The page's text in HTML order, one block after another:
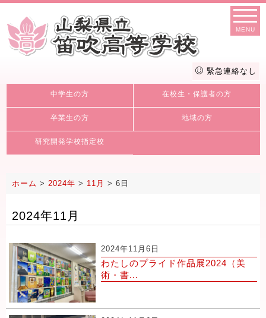
MENU
緊急連絡なし
中学生の方 在校生・保護者の方
卒業生の方 地域の方
研究開発学校指定校
ホーム > 2024年 > 11月 > 6日
2024年11月
2024年11月6日
わたしのプライド作品展2024（美
術・書...